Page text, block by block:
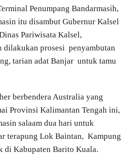
Penumpang Bandarmasih,
itu disambut Gubernur Kalsel
Pariwisata Kalsel,
dilakukan prosesi penyambutan
tarian adat Banjar untuk tamu
berbendera Australia yang
Provinsi Kalimantan Tengah ini,
salaam dua hari untuk
terapung Lok Baintan, Kampung
di Kabupaten Barito Kuala.